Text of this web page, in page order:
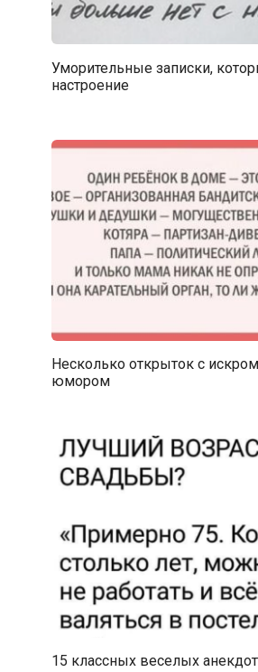
Уморительные записки,
настроение
Несколько открыток с
юмором
15 классных веселых